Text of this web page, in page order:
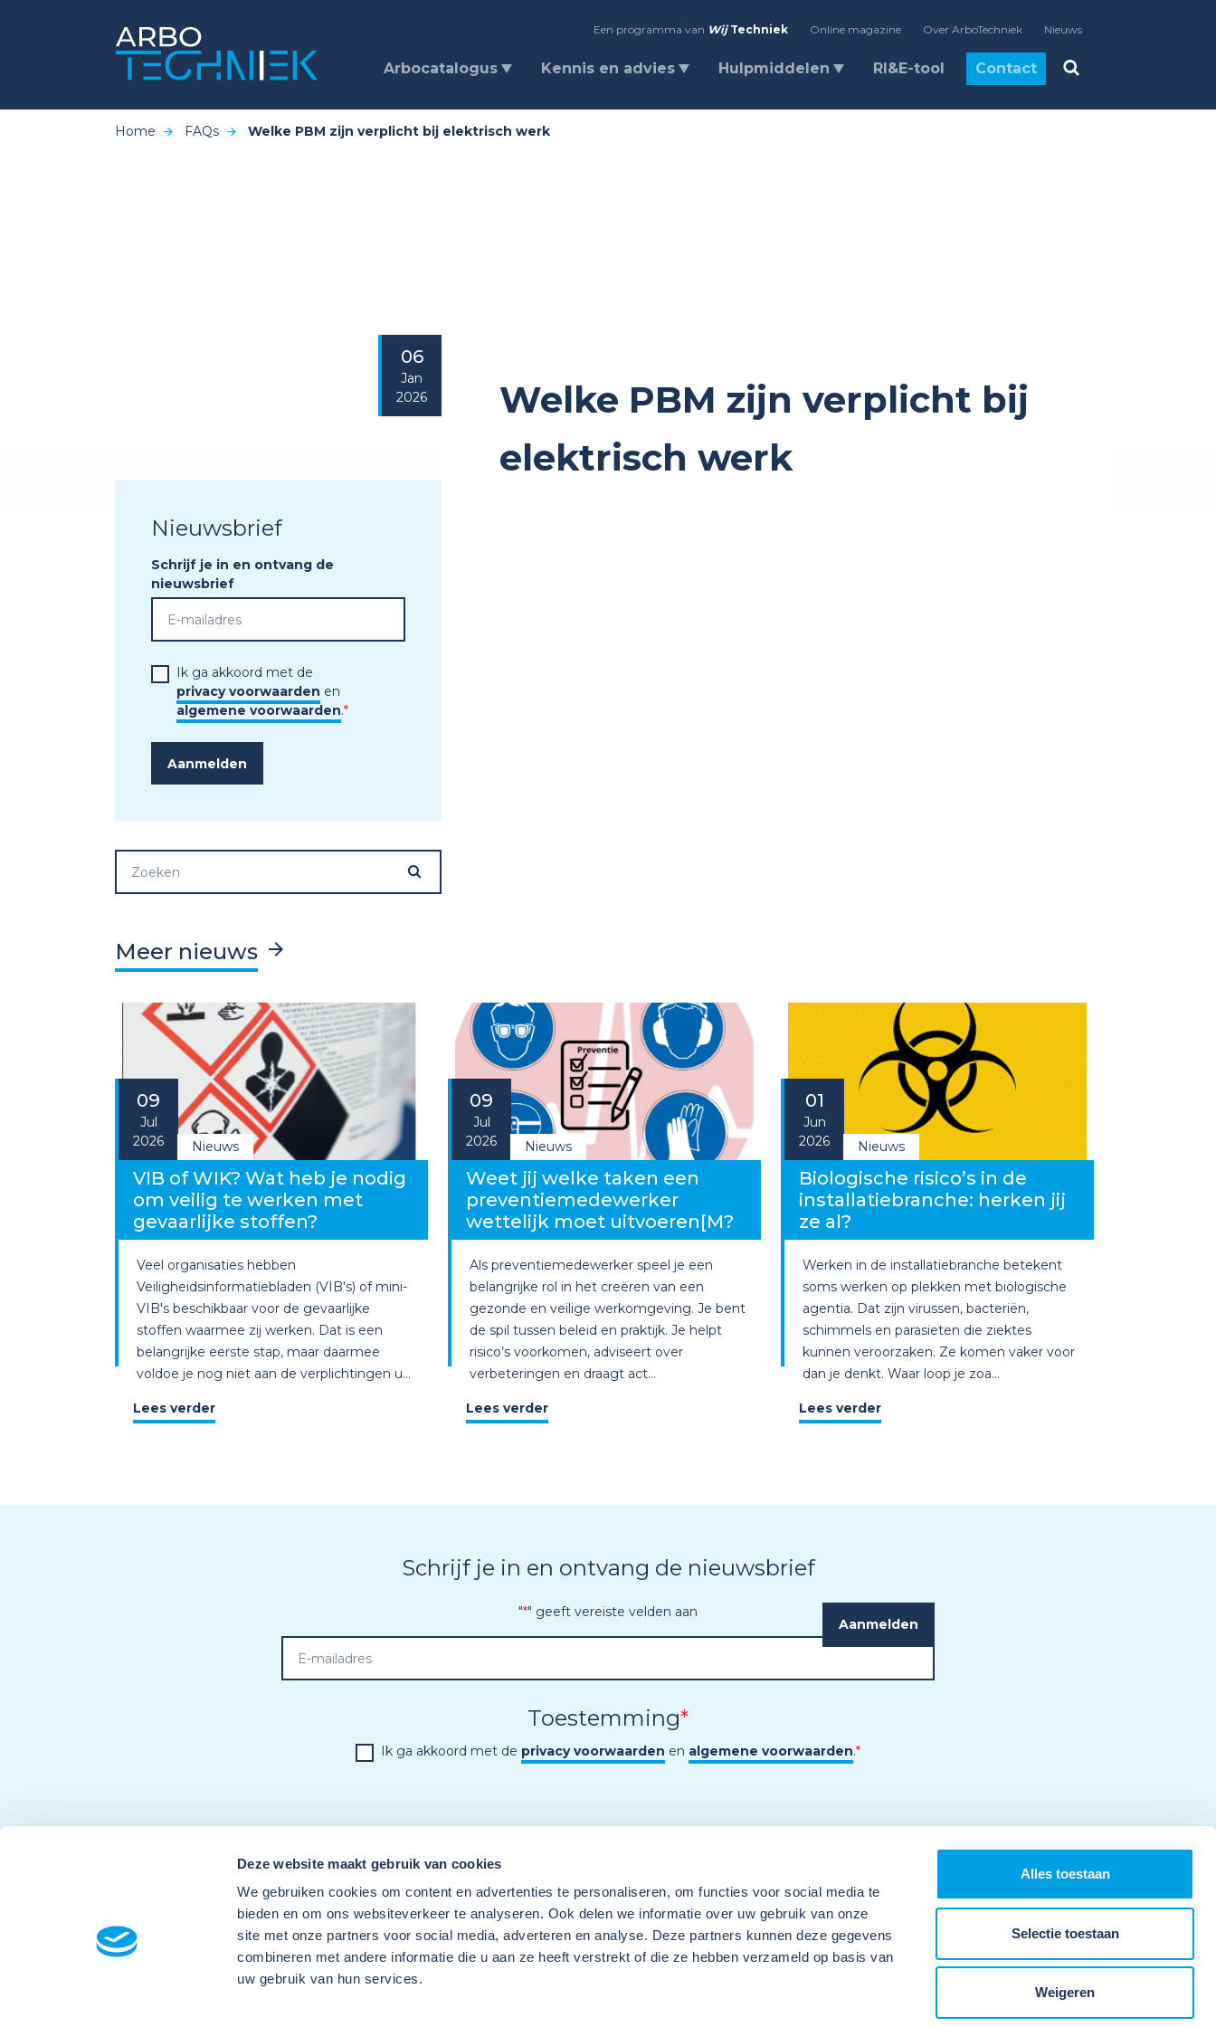
Deze website maakt gebruik van cookies
We gebruiken cookies om content en advertenties te personaliseren, om functies voor social media te
bieden en om ons websiteverkeer te analyseren. Ook delen we informatie over uw gebruik van onze
site met onze partners voor social media, adverteren en analyse. Deze partners kunnen deze gegevens
combineren met andere informatie die u aan ze heeft verstrekt of die ze hebben verzameld op basis van
uw gebruik van hun services.
Alles toestaan
Selectie toestaan
Weigeren
Een programma van Wij Techniek Online magazine Over ArboTechniek Nieuws
Arbocatalogus Kennis en advies Hulpmiddelen RI&E-tool Contact
Home FAQs Welke PBM zijn verplicht bij elektrisch werk
06
Jan
2026
Welke PBM zijn verplicht bij
elektrisch werk
Nieuwsbrief
Schrijf je in en ontvang de
nieuwsbrief
Ik ga akkoord met de
privacy voorwaarden en
algemene voorwaarden.*
Meer nieuws
09
Jul
2026
Nieuws
VIB of WIK? Wat heb je nodig
om veilig te werken met
gevaarlijke stoffen?
Veel organisaties hebben
Veiligheidsinformatiebladen (VIB's) of mini-
VIB's beschikbaar voor de gevaarlijke
stoffen waarmee zij werken. Dat is een
belangrijke eerste stap, maar daarmee
voldoe je nog niet aan de verplichtingen u...
Lees verder
09
Jul
2026
Nieuws
Weet jij welke taken een
preventiemedewerker
wettelijk moet uitvoeren[M?
Als preventiemedewerker speel je een
belangrijke rol in het creëren van een
gezonde en veilige werkomgeving. Je bent
de spil tussen beleid en praktijk. Je helpt
risico’s voorkomen, adviseert over
verbeteringen en draagt act...
Lees verder
01
Jun
2026
Nieuws
Biologische risico’s in de
installatiebranche: herken jij
ze al?
Werken in de installatiebranche betekent
soms werken op plekken met biologische
agentia. Dat zijn virussen, bacteriën,
schimmels en parasieten die ziektes
kunnen veroorzaken. Ze komen vaker voor
dan je denkt. Waar loop je zoa...
Lees verder
Schrijf je in en ontvang de nieuwsbrief
"*" geeft vereiste velden aan
Toestemming*
Ik ga akkoord met de privacy voorwaarden en algemene voorwaarden.*